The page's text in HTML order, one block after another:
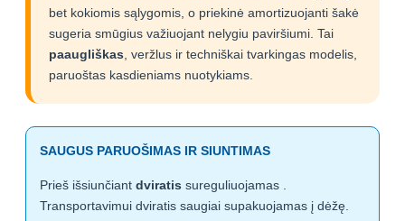
bet kokiomis sąlygomis, o priekinė amortizuojanti šakė
sugeria smūgius važiuojant nelygiu paviršiumi. Tai
paaugliškas , veržlus ir techniškai tvarkingas modelis,
paruoštas kasdieniams nuotykiams.
SAUGUS PARUOŠIMAS IR SIUNTIMAS
Prieš išsiunčiant dviratis sureguliuojamas .
Transportavimui dviratis saugiai supakuojamas į dėžę.